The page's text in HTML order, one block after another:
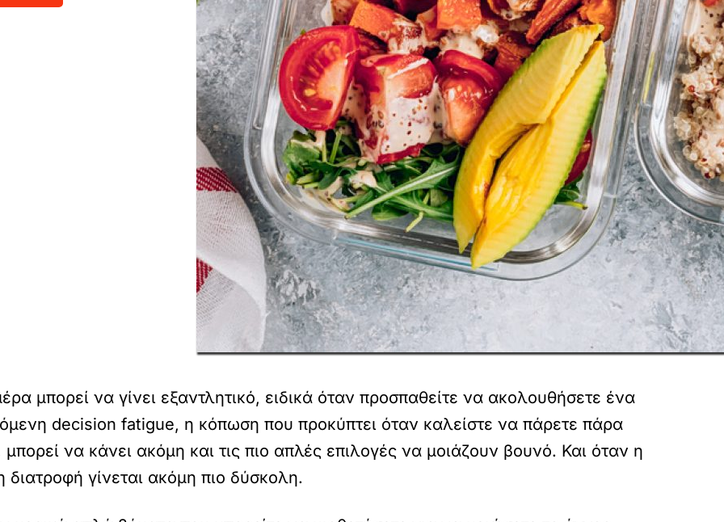
μπορεί να γίνει εξαντλητικό, ειδικά όταν προσπαθείτε να ακολουθήσετε ένα
decision fatigue, η κόπωση που προκύπτει όταν καλείστε να πάρετε πάρα
να κάνει ακόμη και τις πιο απλές επιλογές να μοιάζουν βουνό. Και όταν η
διατροφή γίνεται ακόμη πιο δύσκολη.